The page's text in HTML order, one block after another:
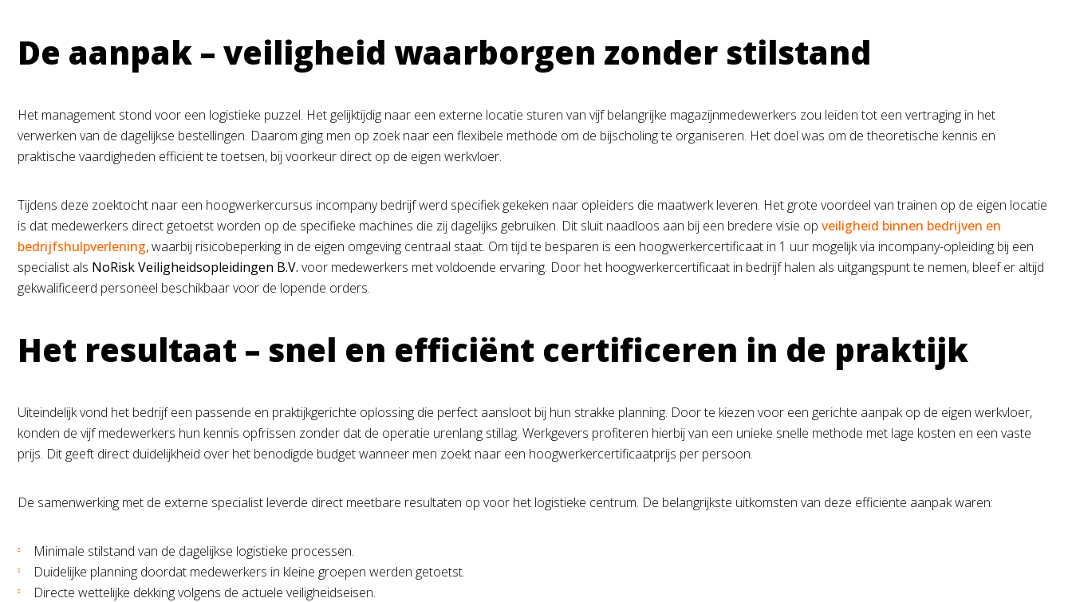
De aanpak – veiligheid waarborgen zonder stilstand
Het management stond voor een logistieke puzzel. Het gelijktijdig naar een externe locatie sturen van vijf belangrijke magazijnmedewerkers zou leiden tot een vertraging in het
verwerken van de dagelijkse bestellingen. Daarom ging men op zoek naar een flexibele methode om de bijscholing te organiseren. Het doel was om de theoretische kennis en
praktische vaardigheden efficiënt te toetsen, bij voorkeur direct op de eigen werkvloer.
Tijdens deze zoektocht naar een hoogwerkercursus incompany bedrijf werd specifiek gekeken naar opleiders die maatwerk leveren. Het grote voordeel van trainen op de eigen locatie
is dat medewerkers direct getoetst worden op de specifieke machines die zij dagelijks gebruiken. Dit sluit naadloos aan bij een bredere visie op veiligheid binnen bedrijven en
bedrijfshulpverlening, waarbij risicobeperking in de eigen omgeving centraal staat. Om tijd te besparen is een hoogwerkercertificaat in 1 uur mogelijk via incompany-opleiding bij een
specialist als NoRisk Veiligheidsopleidingen B.V. voor medewerkers met voldoende ervaring. Door het hoogwerkercertificaat in bedrijf halen als uitgangspunt te nemen, bleef er altijd
gekwalificeerd personeel beschikbaar voor de lopende orders.
Het resultaat – snel en efficiënt certificeren in de praktijk
Uiteindelijk vond het bedrijf een passende en praktijkgerichte oplossing die perfect aansloot bij hun strakke planning. Door te kiezen voor een gerichte aanpak op de eigen werkvloer,
konden de vijf medewerkers hun kennis opfrissen zonder dat de operatie urenlang stillag. Werkgevers profiteren hierbij van een unieke snelle methode met lage kosten en een vaste
prijs. Dit geeft direct duidelijkheid over het benodigde budget wanneer men zoekt naar een hoogwerkercertificaatprijs per persoon.
De samenwerking met de externe specialist leverde direct meetbare resultaten op voor het logistieke centrum. De belangrijkste uitkomsten van deze efficiënte aanpak waren:
Minimale stilstand van de dagelijkse logistieke processen.
Duidelijke planning doordat medewerkers in kleine groepen werden getoetst.
Directe wettelijke dekking volgens de actuele veiligheidseisen.